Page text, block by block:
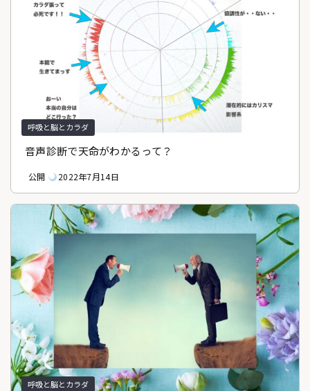
呼吸と脳とカラダ
音声診断で天命がわかるって？
公開 2022年7月14日
呼吸と脳とカラダ